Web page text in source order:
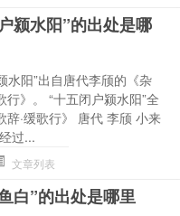
颍水阳”的出处是哪
水阳”出自唐代李颀的《杂
行》。 “十五闭户颍水阳”全
辞·缓歌行》 唐代 李颀 小来
过...
文章列表
白”的出处是哪里